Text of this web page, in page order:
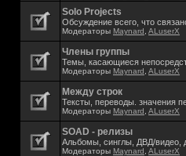
Solo Projects
Обсуждение всего, что
Модераторы Maynard ALuserX
Члены группы
Темы, касающиеся
Модераторы Maynard ALuserX
Между строк
Тексты, переводы. значения
Модераторы Maynard ALuserX
SOAD - релизы
Альбомы, синглы, ДВД/видео,
Модераторы Maynard ALuserX